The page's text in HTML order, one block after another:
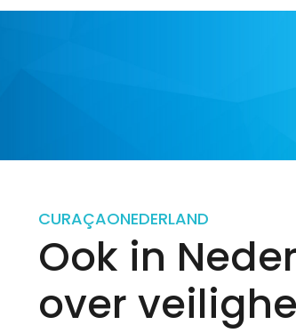
CURAÇAONEDERLAND
Ook in
over